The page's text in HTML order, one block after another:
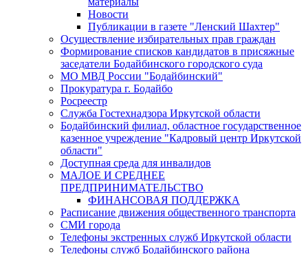
Новости
Публикации в газете "Ленский Шахтер"
Осуществление избирательных прав граждан
Формирование списков кандидатов в присяжные
заседатели Бодайбинского городского суда
МО МВД России "Бодайбинский"
Прокуратура г. Бодайбо
Росреестр
Служба Гостехнадзора Иркутской области
Бодайбинский филиал, областное государственное
казенное учреждение "Кадровый центр Иркутской
области"
Доступная среда для инвалидов
МАЛОЕ И СРЕДНЕЕ
ПРЕДПРИНИМАТЕЛЬСТВО
ФИНАНСОВАЯ ПОДДЕРЖКА
Расписание движения общественного транспорта
СМИ города
Телефоны экстренных служб Иркутской области
Телефоны служб Бодайбинского района